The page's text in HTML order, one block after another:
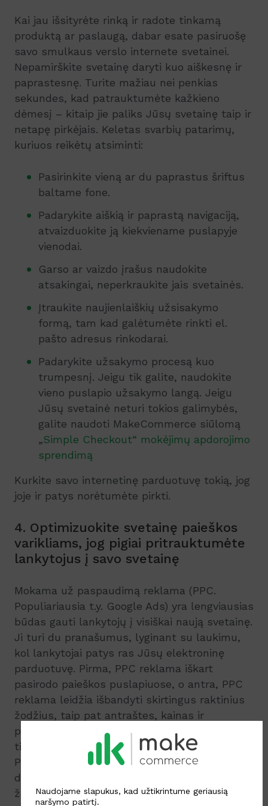
Kai jau išsityrėte rinką ir radote tinkamą
produktą ar paslaugą, dabar esate pasiruošę
savo smulkaus verslo internete svetainei.
Nepamirškite svetainę daryti kuo aiškesnę ir
paprastesnę. Turite mažiau nei penkias
sekundes, kad patrauktumėte kažkieno
dėmesį – kitaip jie paliks Jūsų svetainę taip ir
netapę pirkėjais. Keletas svarbių patarimų,
kuriuos reikėtų atsiminti:
Pasirinkite vieną ar du paprastus šriftus
baltame fone.
Padarykite aiškią ir paprastą navigaciją,
atvaizduokite ją kiekviename puslapyje
vienodai.
Garso ar vaizdo įrašus naudokite
atsakingai, neperkraukite jais svetainės.
Įtraukite naujienlaiškių užsisakymo
formą, tam kad galėtumėte rinkti el.
pašto adresus rinkodarai.
Padarykite užsakymo procesą kuo
trumpesnį. Jeigu tik galite, naudokite
vieno puslapio užsakymo langą. Jeigu
Jūsų svetainė neturi tokios galimybės,
galite naudoti MakeCommerce siūlomą
„Simple Checkout“ mokėjimų apdorojimo
sprendimą
Kurkite savo internetinę parduotuvę tokią, jog
joje ir patys norėtumėte pirkti.
4. Optimizuokite svetainę paieškos
varikliams, jog pigiai pritrauktumėte
lankytojus į savo svetainę
Mokama už paspaudimą reklama (PPC.
Populiariausia t.y. Google Ads) yra lengviausias
būdas gauti lankytojų į visiškai naują svetainę.
Ji turi du pranašumus, lyginant su laukimu,
kol lankytojai patys ras Jūsų elektroninę
parduotuvę. Pirma, PPC reklama iškart
pasirodo paieškos puslapiuose, o antra, PPC
reklama leidžia išbandyti skirtingus raktinius
žodžius, taip pat antraštes, kainas ir
pardavimo metodus. Jūs ne tik gausite
tiesioginį srautą, bet taip pat galite naudoti
PPC skelbimus, kad surastumėte geriausius,
didžiausią konversiją turinčius raktinius
žodžius. Tada galite optimizuoti ir savo
Naudojame slapukus, kad užtikrintume geriausią
naršymo patirtį.